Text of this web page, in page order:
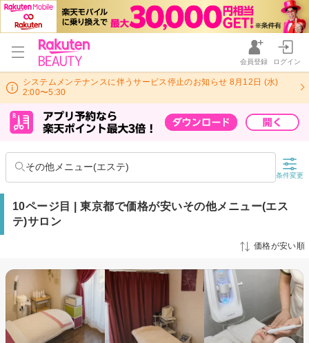
会員登録 ログイン
システムメンテナンスに伴うサービス停止のお知らせ 8月12日 (水)
2:00〜5:30
その他メニュー(エステ)
条件変更
10ページ目 | 東京都で価格が安いその他メニュー(エス
テ)サロン
価格が安い順